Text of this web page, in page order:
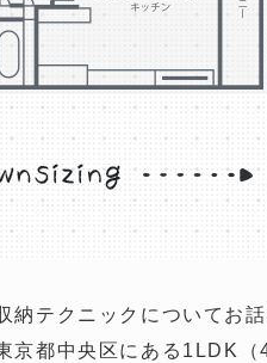
納テクニックについてお
京都中央区にある1LDK